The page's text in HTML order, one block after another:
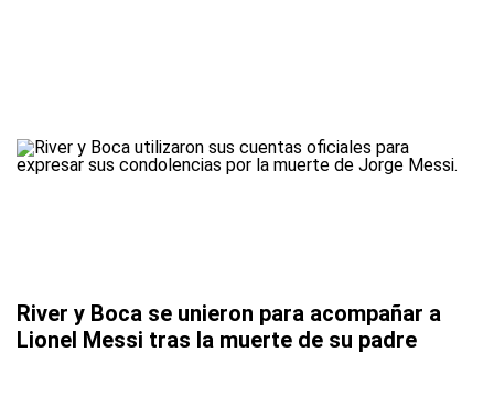
River y Boca se unieron para acompañar a
Lionel Messi tras la muerte de su padre